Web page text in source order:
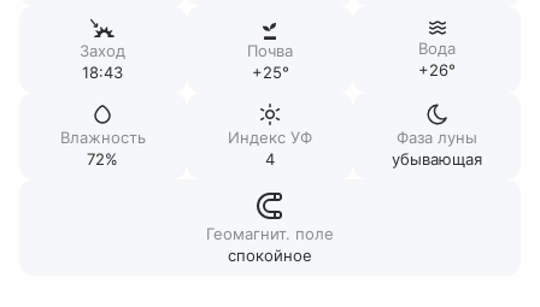
Заход
18:43
Почва
+25°
Вода
+26°
Влажность
72%
Индекс УФ
4
Фаза луны
убывающая
Геомагнит. поле
спокойное